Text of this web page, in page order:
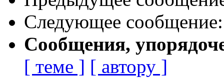
Следующее
Сообщения,
[ теме ] [ автору ]